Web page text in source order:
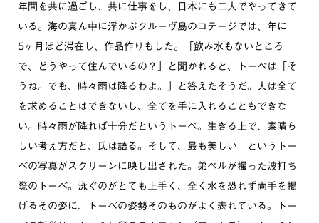
年間を共に過ごし、共に仕事をし、日本にも二人でやってきて
いる。海の真ん中に浮かぶクルーヴ島のコテージでは、年に
5ヶ月ほど滞在し、作品作りもした。「飲み水もないところ
で、どうやって住んでいるの？」と聞かれると、トーベは「そ
うね。でも、時々雨は降るわよ。」と答えたそうだ。人は全て
を求めることはできないし、全てを手に入れることもできな
い。時々雨が降れば十分だというトーベ。生きる上で、素晴ら
しい考え方だと、氏は語る。そして、最も美しい というトー
ベの写真がスクリーンに映し出された。弟ペルが撮った波打ち
際のトーベ。泳ぐのがとても上手く、全く水を恐れず両手を掲
げるその姿に、トーベの姿勢そのものがよく表れている。トー